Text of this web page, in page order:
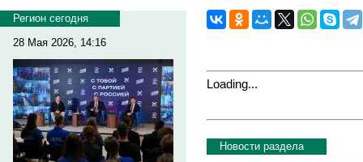
Регион сегодня
28 Мая 2026, 14:16
Loading...
Новости раздела